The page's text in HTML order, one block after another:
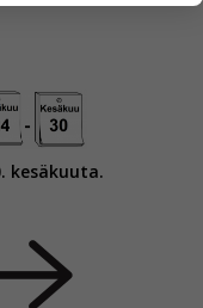
kesäkuuta.
käytön.